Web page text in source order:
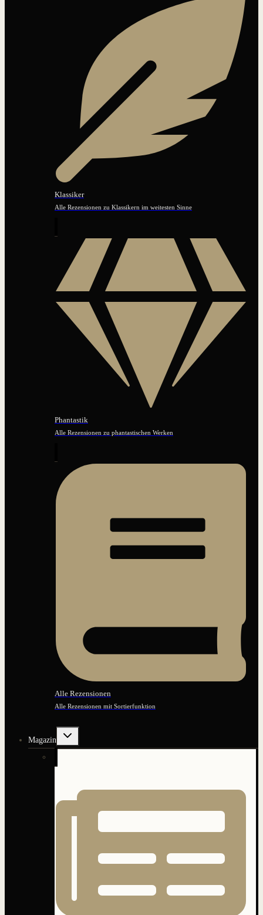
Klassiker
Alle Rezensionen zu Klassikern im weitesten Sinne
Phantastik
Alle Rezensionen zu phantastischen Werken
Alle Rezensionen
Alle Rezensionen mit Sortierfunktion
Magazin
Untermenü